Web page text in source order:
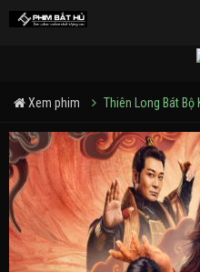
Xem phim Thiên Long Bát Bộ